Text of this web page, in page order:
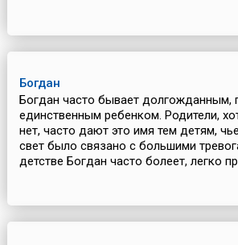
Богдан
Богдан часто бывает долгожданным,
единственным ребенком. Родители,
нет, часто дают это имя тем детям,
свет было связано с большими
детстве Богдан часто болеет, легко